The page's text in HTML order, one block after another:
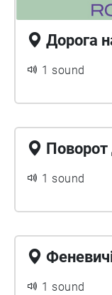
Дорога
1 sound
Поворот
1 sound
1 sound